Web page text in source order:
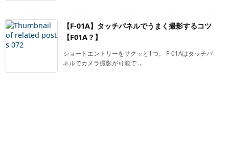
【F-01A】タッチパネルでうまく撮影するコツ
【F01A？】
ショートエントリーをサクッと1つ。 F-01Aはタッチパ
ネルでカメラ撮影が可能で ...